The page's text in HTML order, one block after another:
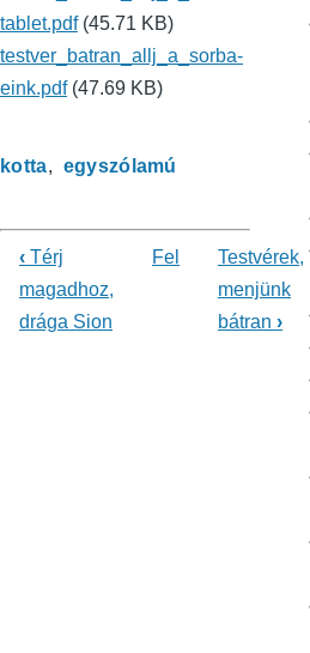
tablet.pdf (45.71 KB)
testver_batran_allj_a_sorba-
eink.pdf (47.69 KB)
kotta egyszólamú
Könyv
kereszthivatkozásai
‹ Térj
magadhoz,
drága Sion
Fel
Testvérek,
menjünk
bátran ›